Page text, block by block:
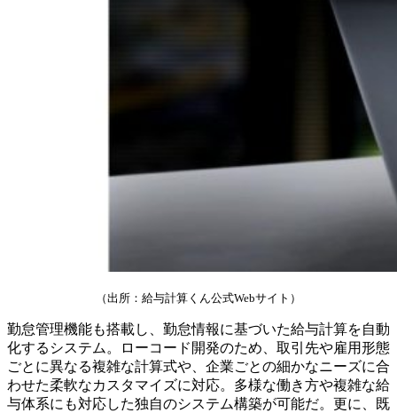
（出所：給与計算くん公式Webサイト）
勤怠管理機能も搭載し、勤怠情報に基づいた給与計算を自動
化するシステム。ローコード開発のため、取引先や雇用形態
ごとに異なる複雑な計算式や、企業ごとの細かなニーズに合
わせた柔軟なカスタマイズに対応。多様な働き方や複雑な給
与体系にも対応した独自のシステム構築が可能だ。更に、既